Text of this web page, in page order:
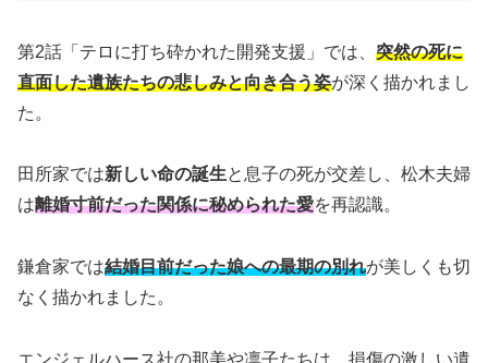
第2話「テロに打ち砕かれた開発支援」では、 突然の死に
直面した遺族たちの悲しみと向き合う姿が深く描かれまし
た。
田所家では新しい命の誕生と息子の死が交差し、松木夫婦
は離婚寸前だった関係に秘められた愛を再認識。
鎌倉家では結婚目前だった娘への最期の別れが美しくも切
なく描かれました。
エンジェルハース社の那美や凛子たちは、損傷の激しい遺